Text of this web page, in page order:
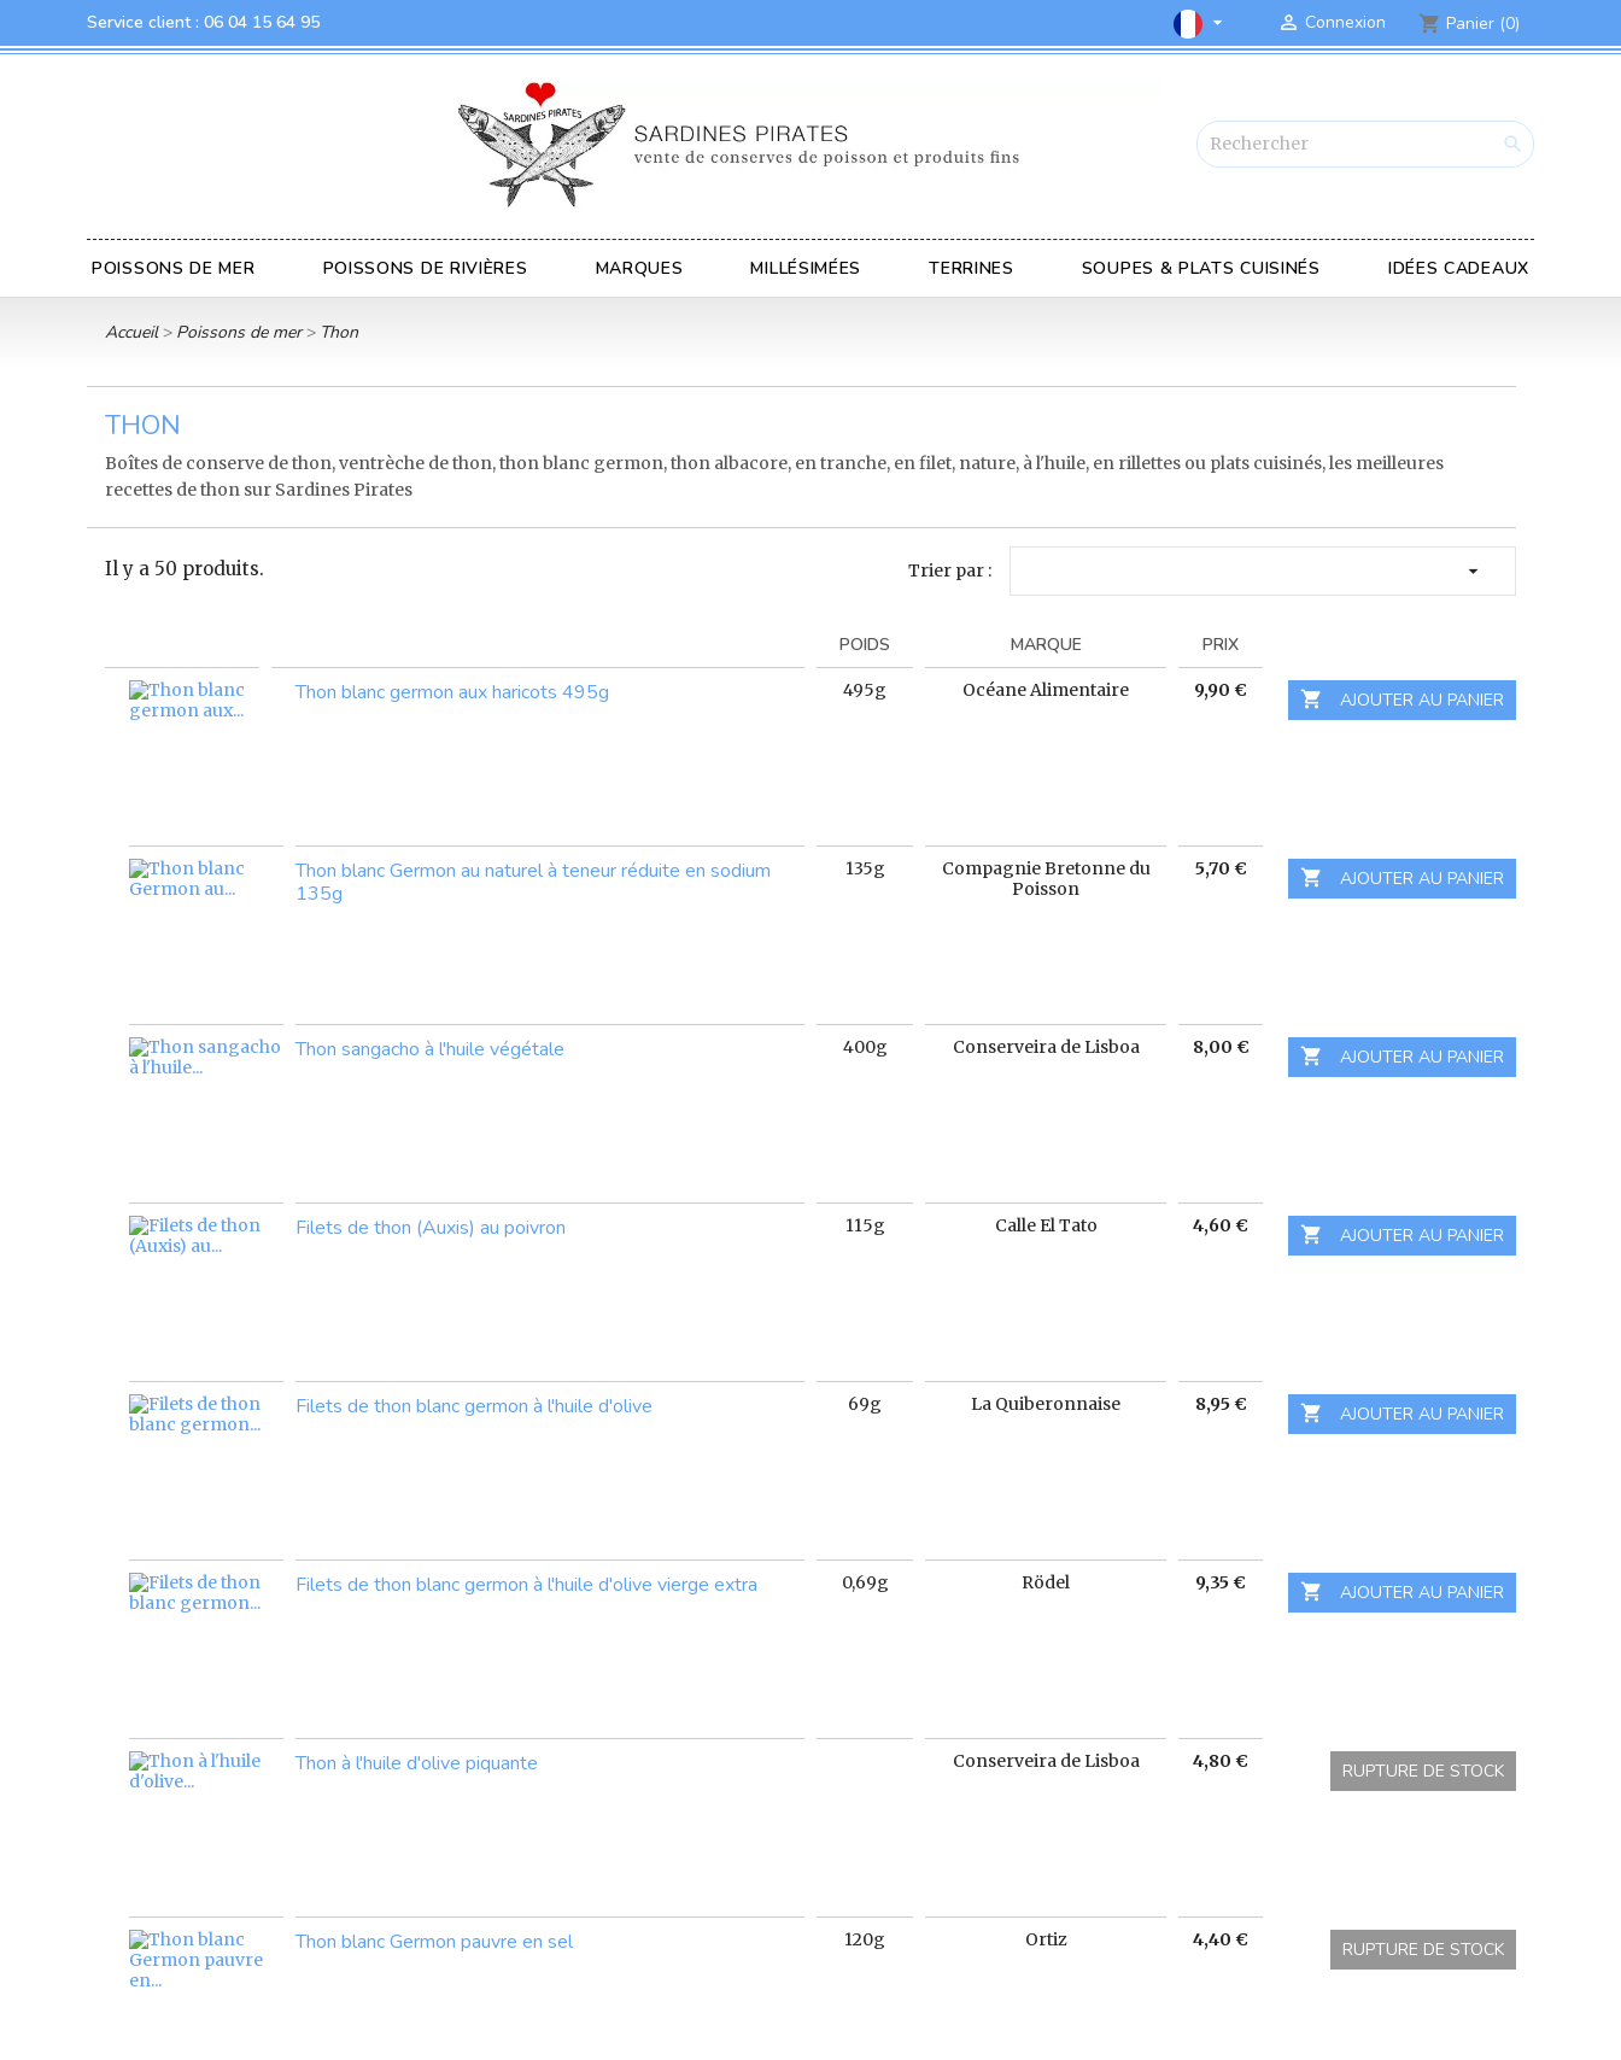
Service client : 06 04 15 64 95   Connexion shopping_cart Panier (0)

POISSONS DE MER POISSONS DE RIVIÈRES MARQUES MILLÉSIMÉES TERRINES SOUPES & PLATS CUISINÉS IDÉES CADEAUX
Accueil Poissons de mer Thon
THON
Boîtes de conserve de thon, ventrèche de thon, thon blanc germon, thon albacore, en tranche, en filet, nature, à l'huile, en rillettes ou plats cuisinés, les meilleures
recettes de thon sur Sardines Pirates
Il y a 50 produits. Trier par : 
POIDS MARQUE PRIX
Thon blanc germon aux haricots 495g 495g Océane Alimentaire Prix
9,90 €  AJOUTER AU PANIER
Thon blanc Germon au naturel à teneur réduite en sodium
135g
135g
Compagnie Bretonne du
Poisson
Prix
5,70 €  AJOUTER AU PANIER
Thon sangacho à l'huile végétale 400g Conserveira de Lisboa Prix
8,00 €  AJOUTER AU PANIER
Filets de thon (Auxis) au poivron 115g Calle El Tato Prix
4,60 €  AJOUTER AU PANIER
Filets de thon blanc germon à l'huile d'olive 69g La Quiberonnaise Prix
8,95 €  AJOUTER AU PANIER
Filets de thon blanc germon à l'huile d'olive vierge extra 0,69g Rödel Prix
9,35 €  AJOUTER AU PANIER
Thon à l'huile d'olive piquante Conserveira de Lisboa Prix
4,80 € RUPTURE DE STOCK
Thon blanc Germon pauvre en sel 120g Ortiz Prix
4,40 € RUPTURE DE STOCK